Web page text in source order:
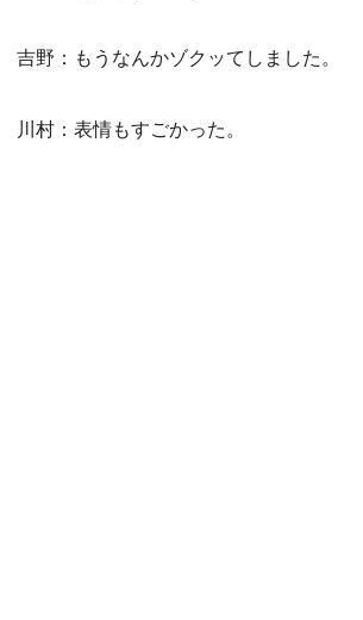
吉野：もうなんかゾクッてしました。
川村：表情もすごかった。